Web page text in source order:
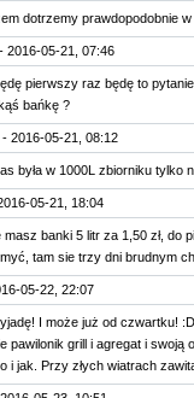
dotrzemy prawdopodobnie w
- 2016-05-21, 07:46
pierwszy raz będę to
bańkę ?
2016-05-21, 08:12
była w 1000L zbiorniku tylko
05-21, 18:04
masz banki 5 litr za 1,50 zł, do
tam sie trzy dni brudnym
05-22, 22:07
I może już od czwartku!
pawilonik grill i agregat i swoją
i jak. Przy złych wiatrach